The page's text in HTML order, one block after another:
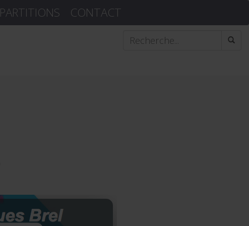
PARTITIONS CONTACT